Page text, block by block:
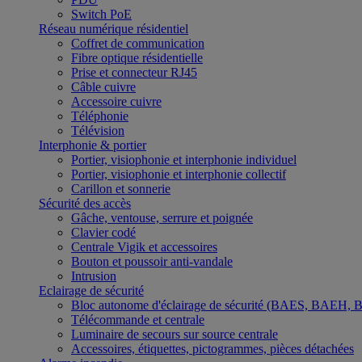
Switch PoE
Réseau numérique résidentiel
Coffret de communication
Fibre optique résidentielle
Prise et connecteur RJ45
Câble cuivre
Accessoire cuivre
Téléphonie
Télévision
Interphonie & portier
Portier, visiophonie et interphonie individuel
Portier, visiophonie et interphonie collectif
Carillon et sonnerie
Sécurité des accès
Gâche, ventouse, serrure et poignée
Clavier codé
Centrale Vigik et accessoires
Bouton et poussoir anti-vandale
Intrusion
Eclairage de sécurité
Bloc autonome d'éclairage de sécurité (BAES,
Télécommande et centrale
Luminaire de secours sur source centrale
Accessoires, étiquettes, pictogrammes, pièces détachées